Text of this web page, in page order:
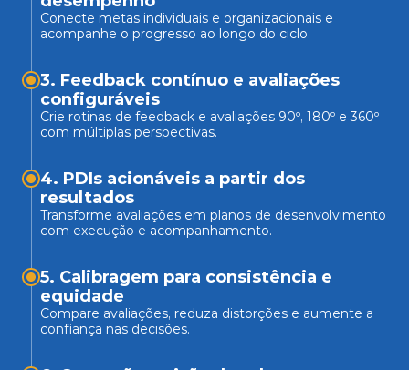
Conecte metas individuais e organizacionais e
acompanhe o progresso ao longo do ciclo.
3. Feedback contínuo e avaliações
Crie rotinas de feedback e avaliações 90º, 180º e 360º
com múltiplas perspectivas.
4. PDIs acionáveis a partir dos
Transforme avaliações em planos de desenvolvimento
com execução e acompanhamento.
5. Calibragem para consistência e
equidade
Compare avaliações, reduza distorções e aumente a
confiança nas decisões.